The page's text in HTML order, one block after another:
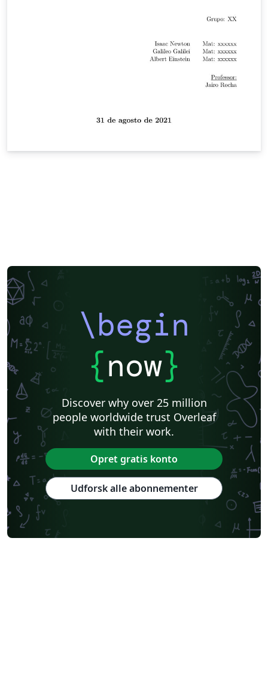
\begin
{now}
Discover why over 25 million
people worldwide trust Overleaf
with their work.
Opret gratis konto
Udforsk alle abonnementer